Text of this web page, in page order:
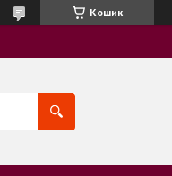
Кошик